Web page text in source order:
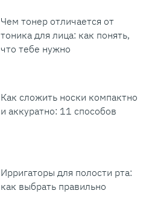
Чем тонер отличается от
тоника для лица: как понять,
что тебе нужно
Как сложить носки компактно
и аккуратно: 11 способов
Ирригаторы для полости рта:
как выбрать правильно